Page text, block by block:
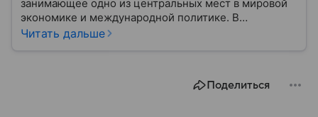
занимающее одно из центральных мест в мировой
экономике и международной политике. В
материале — основные сведения об этой стране.
Читать дальше
Поделиться